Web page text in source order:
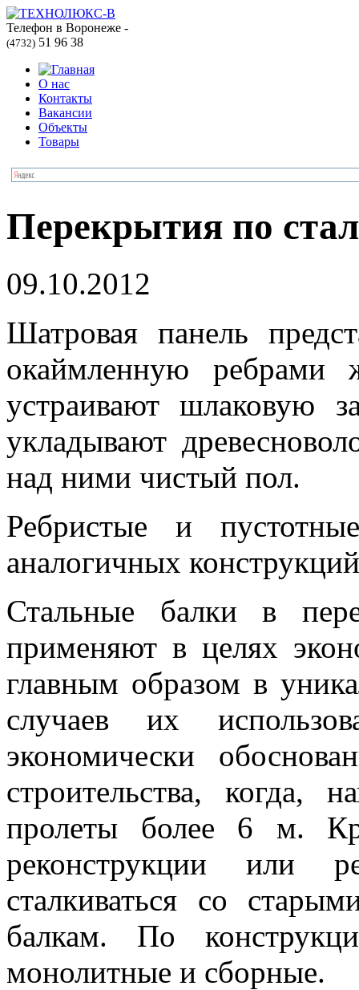
Телефон в Воронеже -
(4732) 51 96 38
О нас
Контакты
Вакансии
Объекты
Товары
Перекрытия по
09.10.2012
Шатровая панель
окаймленную ребрами
устраивают шлаковую
укладывают
над ними чистый пол.
Ребристые и
аналогичных
Стальные балки в
применяют в целях
главным образом в
случаев их
экономически
строительства, когда,
пролеты более 6 м.
реконструкции или
сталкиваться со
балкам. По
монолитные и сборные.